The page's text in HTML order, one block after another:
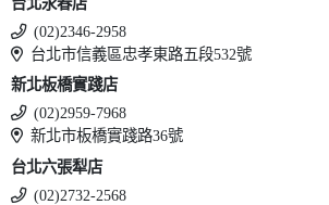
(02)2346-2958
台北市信義區忠孝東路五段532號
新北板橋實踐店
(02)2959-7968
新北市板橋實踐路36號
台北六張犁店
(02)2732-2568